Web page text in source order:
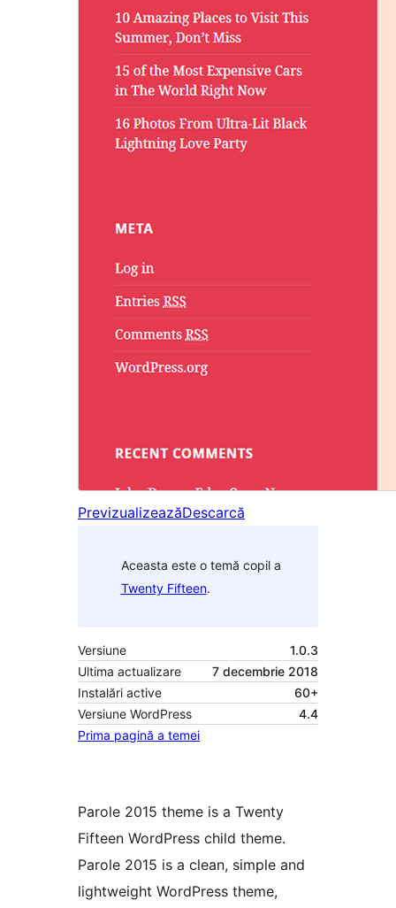
PrevizualizeazăDescarcă
Aceasta este o temă copil a
Twenty Fifteen.
Versiune
1.0.3
Ultima actualizare
7 decembrie 2018
Instalări active
60+
Versiune WordPress
4.4
Prima pagină a temei
Parole 2015 theme is a Twenty
Fifteen WordPress child theme.
Parole 2015 is a clean, simple and
lightweight WordPress theme,